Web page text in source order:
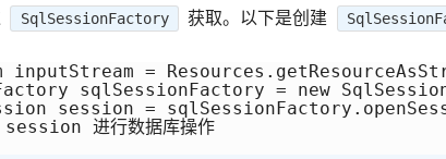
SqlSessionFactory 获取。以下是创建
inputStream =
sqlSessionFactory = new
session =
进行数据库操作